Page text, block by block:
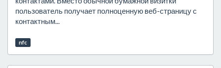
пользователь получает полноценную веб-страницу с
контактным...
nfc